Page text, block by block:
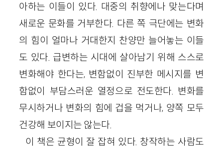
아하는 이들이 있다. 대중의 취향에나 맞는다며
새로운 문화를 거부한다. 다른 쪽 극단에는 변화
의 힘이 얼마나 거대한지 찬양만 늘어놓는 이들
도 있다. 급변하는 시대에 살아남기 위해 스스로
변화해야 한다는, 변함없이 진부한 메시지를 변
함없이 부담스러운 열정으로 전도한다. 변화를
무시하거나 변화의 힘에 겁을 먹거나, 양쪽 모두
건강해 보이지는 않는다.
이 책은 균형이 잘 잡혀 있다. 창작하는 사람도